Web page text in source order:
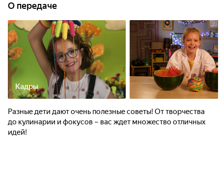
О передаче
Кадры
Разные дети дают очень полезные советы! От творчества
до кулинарии и фокусов – вас ждет множество отличных
идей!